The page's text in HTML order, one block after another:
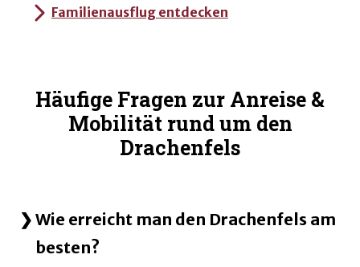
Familienausflug entdecken
Häufige Fragen zur Anreise &
Mobilität rund um den
Drachenfels
Wie erreicht man den Drachenfels am
besten?